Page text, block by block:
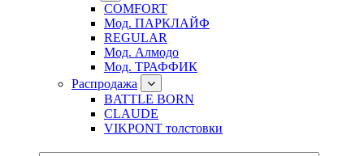
COMFORT
Мод. ПАРКЛАЙФ
REGULAR
Мод. Алмодо
Мод. ТРАФФИК
Распродажа
BATTLE BORN
CLAUDE
VIKPONT толстовки